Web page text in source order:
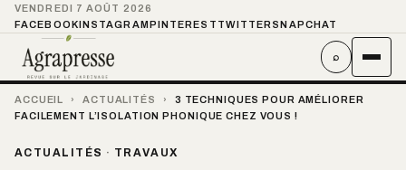
VENDREDI 7 AOÛT 2026
FACEBOOKINSTAGRAMPINTEREST TWITTER SNAPCHAT
⌕
ACCUEIL › ACTUALITÉS ›
3 TECHNIQUES POUR AMÉLIORER
FACILEMENT L’ISOLATION PHONIQUE CHEZ VOUS !
ACTUALITÉS · TRAVAUX